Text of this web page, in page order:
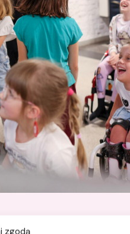
zgodą